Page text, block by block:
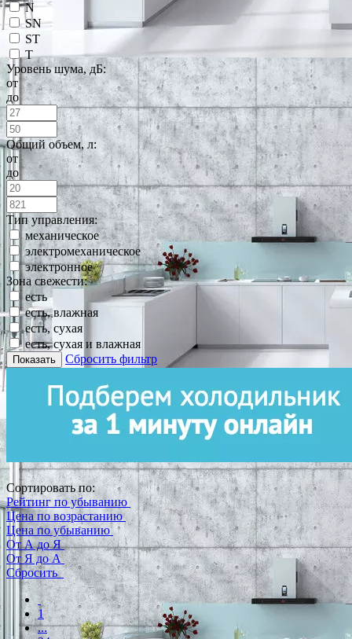
N
SN
ST
T
Уровень шума, дБ:
от
до
Общий объем, л:
от
до
Тип управления:
механическое
электромеханическое
электронное
Зона свежести:
есть
есть, влажная
есть, сухая
есть, сухая и влажная
Показать Сбросить фильтр
Сортировать по:
Рейтинг по убыванию
Цена по возрастанию
Цена по убыванию
От А до Я
От Я до А
Сбросить
1
...